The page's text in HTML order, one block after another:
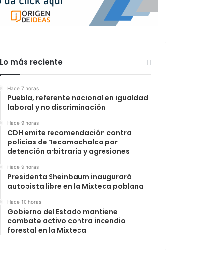
Lo más reciente
Hace 7 horas
Puebla, referente nacional en igualdad
laboral y no discriminación
Hace 9 horas
CDH emite recomendación contra
policías de Tecamachalco por
detención arbitraria y agresiones
Hace 9 horas
Presidenta Sheinbaum inaugurará
autopista libre en la Mixteca poblana
Hace 10 horas
Gobierno del Estado mantiene
combate activo contra incendio
forestal en la Mixteca